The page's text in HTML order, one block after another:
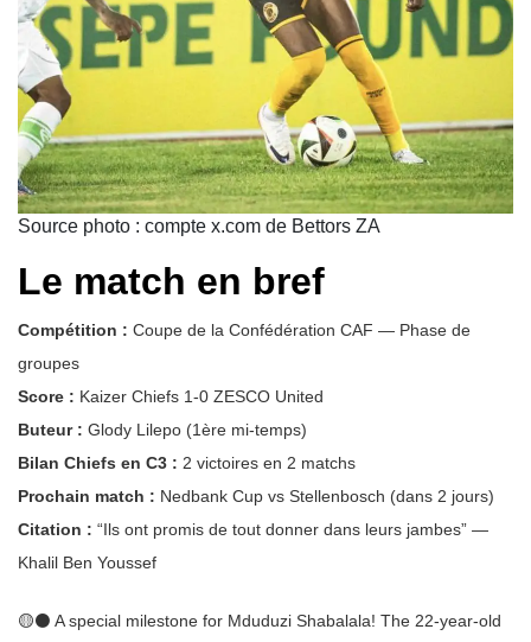
Source photo : compte x.com de Bettors ZA
Le match en bref
Compétition : Coupe de la Confédération CAF — Phase de
groupes
Score : Kaizer Chiefs 1-0 ZESCO United
Buteur : Glody Lilepo (1ère mi-temps)
Bilan Chiefs en C3 : 2 victoires en 2 matchs
Prochain match : Nedbank Cup vs Stellenbosch (dans 2 jours)
Citation : “Ils ont promis de tout donner dans leurs jambes” —
Khalil Ben Youssef
🟡⚫ A special milestone for Mduduzi Shabalala! The 22-year-old